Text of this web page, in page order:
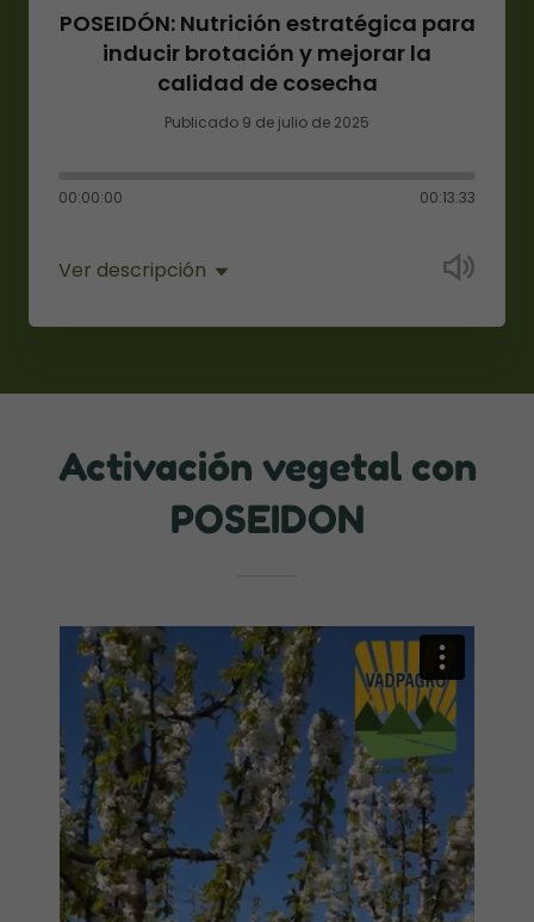
POSEIDÓN: Nutrición estratégica para
inducir brotación y mejorar la
calidad de cosecha
Publicado 9 de julio de 2025
00:00:00 00:13:33
Ver descripción
Activación vegetal con
POSEIDON